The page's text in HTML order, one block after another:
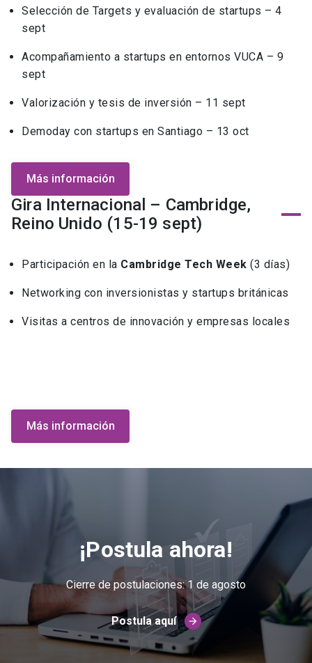
Selección de Targets y evaluación de startups – 4
sept
Acompañamiento a startups en entornos VUCA – 9
sept
Valorización y tesis de inversión – 11 sept
Demoday con startups en Santiago – 13 oct
Más información
Gira Internacional – Cambridge,
Reino Unido (15-19 sept)
Participación en la Cambridge Tech Week (3 días)
Networking con inversionistas y startups británicas
Visitas a centros de innovación y empresas locales
Más información
¡Postula ahora!
Cierre de postulaciones: 1 de agosto
Postula aquí arrow_forward